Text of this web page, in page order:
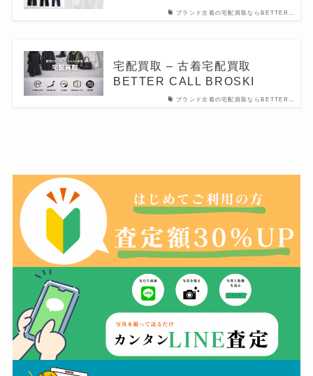
ブランド古着の宅配買取ならBETTER…
ブランド古着の宅配買取ならBETTER…
宅配買取 – 古着宅配買取
BETTER CALL BROSKI